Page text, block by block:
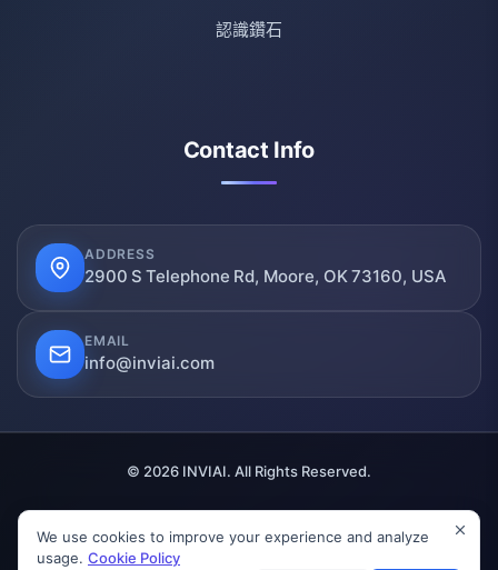
認識鑽石
Contact Info
ADDRESS
2900 S Telephone Rd, Moore, OK 73160, USA
EMAIL
info@inviai.com
© 2026 INVIAI. All Rights Reserved.
SSL Secured Verified GDPR Compliant
We use cookies to improve your experience and analyze
usage. Cookie Policy